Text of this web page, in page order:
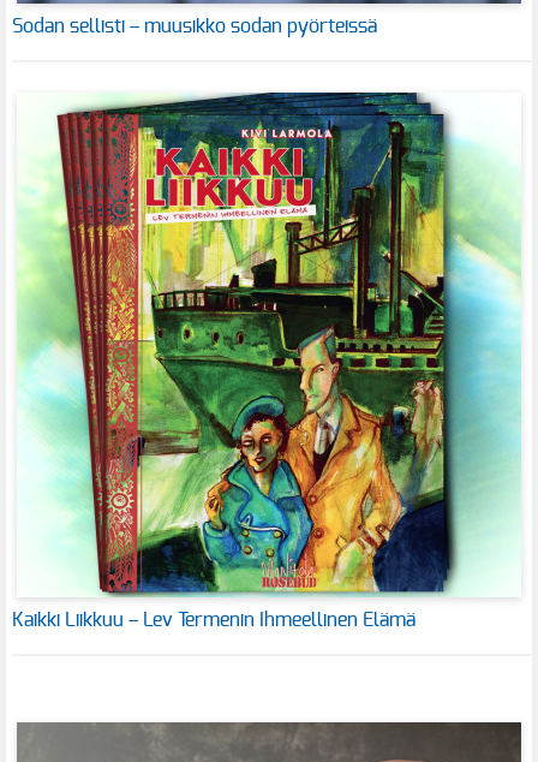
Sodan sellisti – muusikko sodan pyörteissä
Kaikki Liikkuu – Lev Termenin Ihmeellinen Elämä